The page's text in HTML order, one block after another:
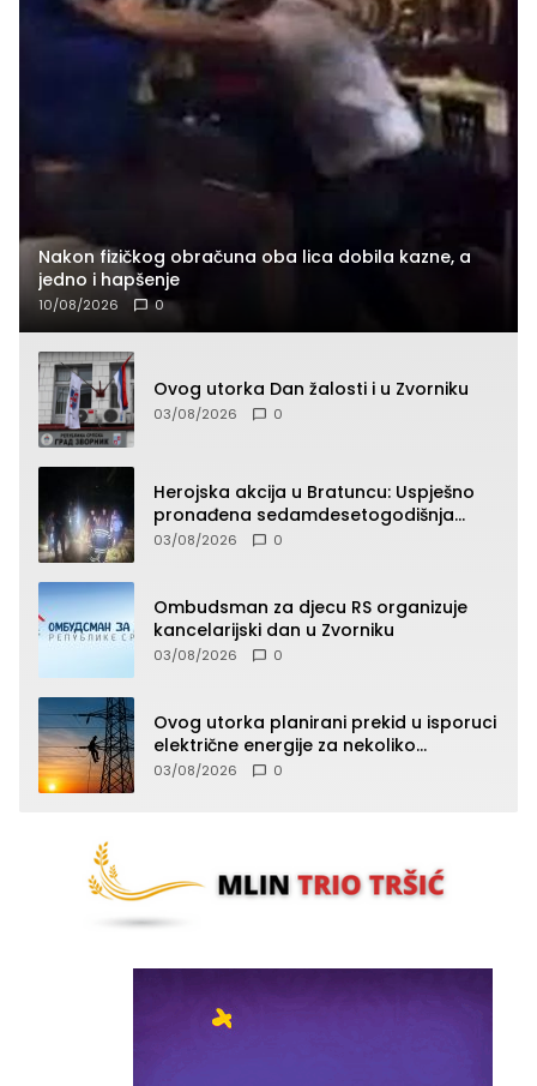
Nakon fizičkog obračuna oba lica dobila kazne, a
jedno i hapšenje
10/08/2026 0
Ovog utorka Dan žalosti i u Zvorniku
03/08/2026 0
Herojska akcija u Bratuncu: Uspješno
pronađena sedamdesetogodišnja
Ivanka Lazić, rodom iz Kravice.
03/08/2026 0
Ombudsman za djecu RS organizuje
kancelarijski dan u Zvorniku
03/08/2026 0
Ovog utorka planirani prekid u isporuci
električne energije za nekoliko
zvorničkih naselja
03/08/2026 0